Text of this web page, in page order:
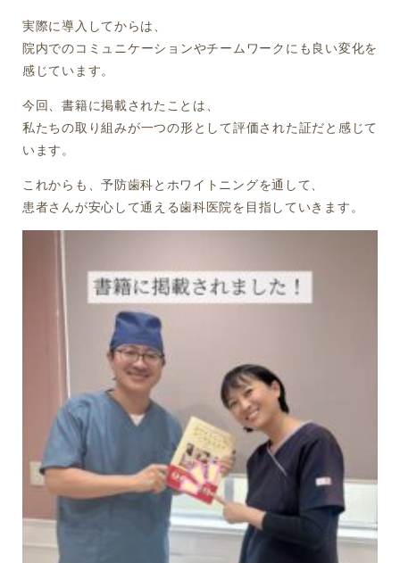
実際に導入してからは、
院内でのコミュニケーションやチームワークにも良い変化を
感じています。
今回、書籍に掲載されたことは、
私たちの取り組みが一つの形として評価された証だと感じて
います。
これからも、予防歯科とホワイトニングを通して、
患者さんが安心して通える歯科医院を目指していきます。